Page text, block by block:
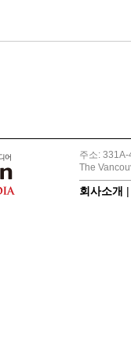
주소:
The
회사소개